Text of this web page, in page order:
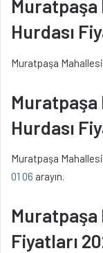
Muratpaşa
Hurdası
Muratpaşa
Muratpaşa
Hurdası
Muratpaşa
01 06 arayın.
Muratpaşa
Fiyatları